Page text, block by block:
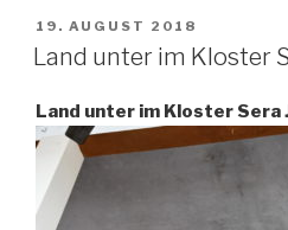
POSTED
ON
19. AUGUST 2018
Land unter im Kloster
Land unter im Kloster Sera